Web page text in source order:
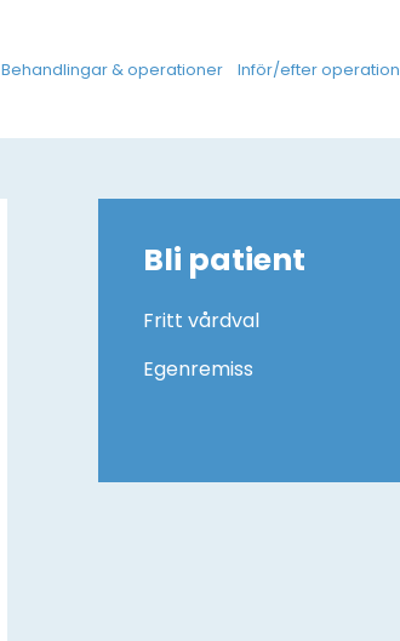
Behandlingar & operationer Inför/efter operation
Bli patient
Fritt vårdval
Egenremiss